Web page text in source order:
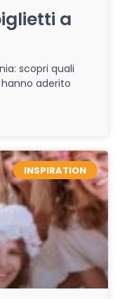
a
scopri quali
aderito
INSPIRATION